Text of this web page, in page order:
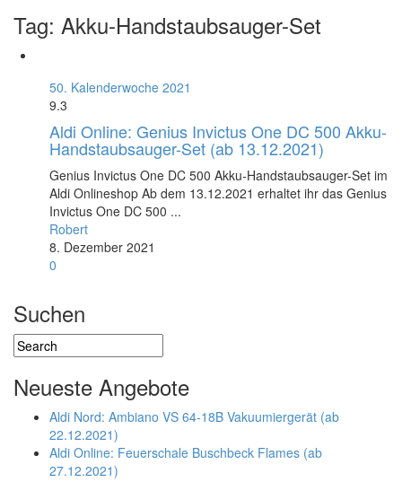
Tag: Akku-Handstaubsauger-Set
50. Kalenderwoche 2021
9.3
Aldi Online: Genius Invictus One DC 500 Akku-
Handstaubsauger-Set (ab 13.12.2021)
Genius Invictus One DC 500 Akku-Handstaubsauger-Set im
Aldi Onlineshop Ab dem 13.12.2021 erhaltet ihr das Genius
Invictus One DC 500 ...
Robert
8. Dezember 2021
0
Suchen
Neueste Angebote
Aldi Nord: Ambiano VS 64-18B Vakuumiergerät (ab
22.12.2021)
Aldi Online: Feuerschale Buschbeck Flames (ab
27.12.2021)